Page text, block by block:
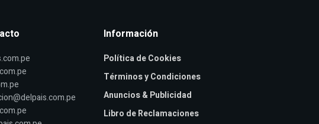
Información
Política de Cookies
Términos y Condiciones
Anuncios & Publicidad
Libro de Reclamaciones